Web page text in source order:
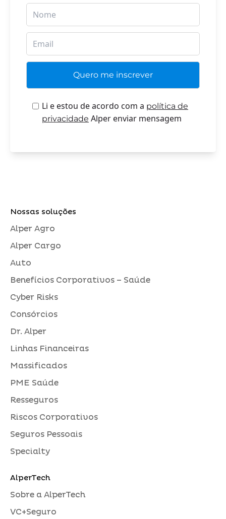
Li e estou de acordo com a política de
privacidade Alper enviar mensagem
Nossas soluções
Alper Agro
Alper Cargo
Auto
Benefícios Corporativos – Saúde
Cyber Risks
Consórcios
Dr. Alper
Linhas Financeiras
Massificados
PME Saúde
Resseguros
Riscos Corporativos
Seguros Pessoais
Specialty
AlperTech
Sobre a AlperTech
VC+Seguro